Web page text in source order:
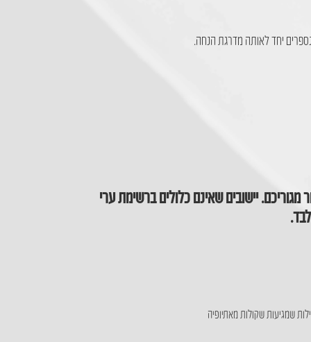
מגוריכם. יישובים שאינם כלולים ברשימת ערי
שמגיעות שקולות מאתיופיה